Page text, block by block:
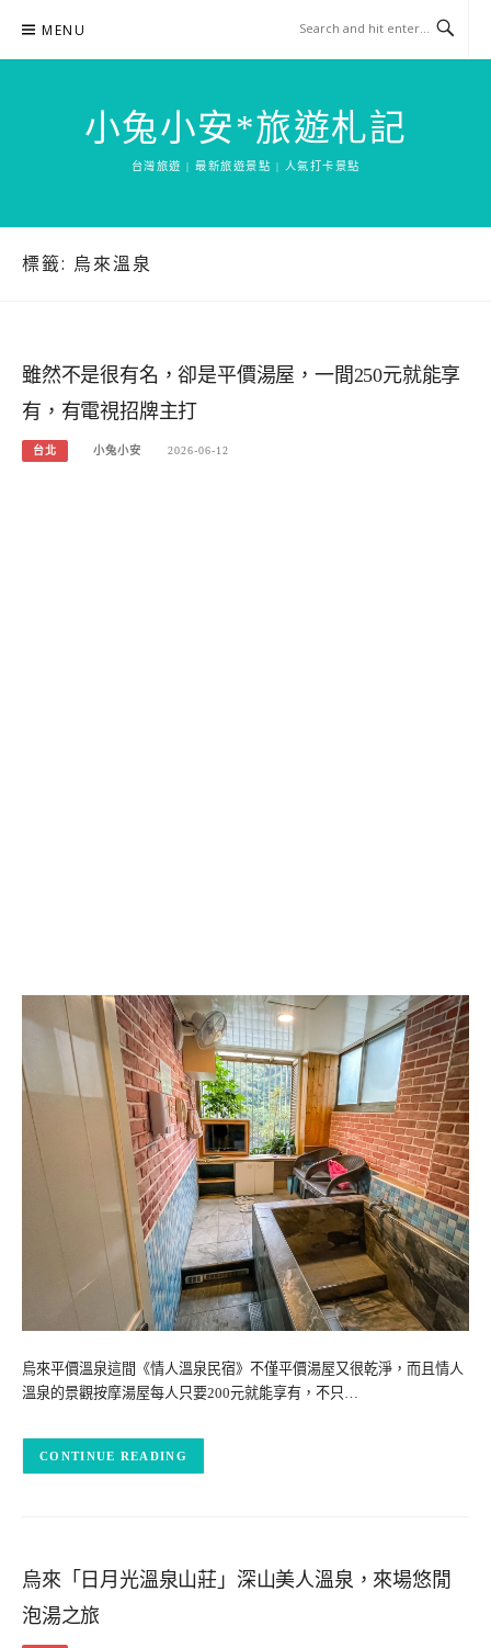
content
MENU
小兔小安*旅遊札記
台灣旅遊 | 最新旅遊景點 | 人氣打卡景點
標籤: 烏來溫泉
雖然不是很有名，卻是平價湯屋，一間250元就能享
有，有電視招牌主打
台北 小兔小安 2026-06-12
烏來平價溫泉這間《情人溫泉民宿》不僅平價湯屋又很乾淨，而且情人
溫泉的景觀按摩湯屋每人只要200元就能享有，不只…
CONTINUE READING
烏來「日月光溫泉山莊」深山美人溫泉，來場悠閒
泡湯之旅